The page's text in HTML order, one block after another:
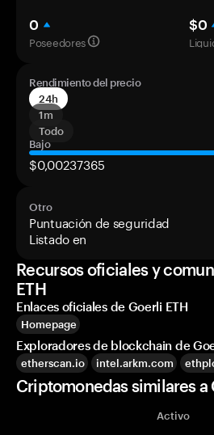
0
Poseedores
$0
Rendimiento del precio
24h
1m
Todo
Bajo
$0,00237365
Otro
Puntuación de seguridad
Listado en
Recursos oficiales y
ETH
Enlaces oficiales de Goerli ETH
Homepage
Exploradores de blockchain de
etherscan.io intel.arkm.com
Criptomonedas similares a
Activo